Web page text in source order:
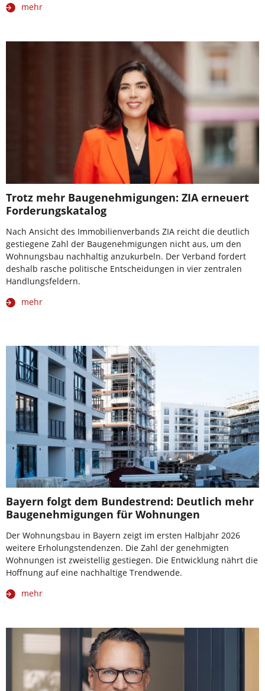
mehr
Trotz mehr Baugenehmigungen: ZIA erneuert
Forderungskatalog
Nach Ansicht des Immobilienverbands ZIA reicht die deutlich
gestiegene Zahl der Baugenehmigungen nicht aus, um den
Wohnungsbau nachhaltig anzukurbeln. Der Verband fordert
deshalb rasche politische Entscheidungen in vier zentralen
Handlungsfeldern.
mehr
Bayern folgt dem Bundestrend: Deutlich mehr
Baugenehmigungen für Wohnungen
Der Wohnungsbau in Bayern zeigt im ersten Halbjahr 2026
weitere Erholungstendenzen. Die Zahl der genehmigten
Wohnungen ist zweistellig gestiegen. Die Entwicklung nährt die
Hoffnung auf eine nachhaltige Trendwende.
mehr